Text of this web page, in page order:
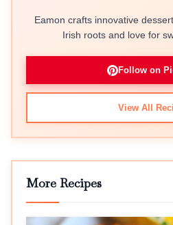
Eamon crafts innovative
Irish roots and love for
Follow on
View All
More Recipes